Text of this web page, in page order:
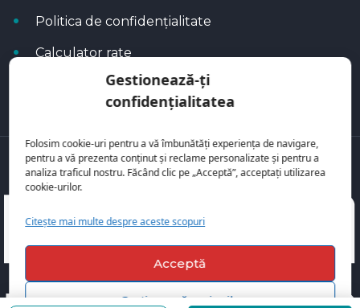
Gestionează-ți
confidențialitatea
Folosim cookie-uri pentru a vă îmbunătăți experiența de navigare,
pentru a vă prezenta conținut și reclame personalizate și pentru a
analiza traficul nostru. Făcând clic pe „Acceptă”, acceptați utilizarea
cookie-urilor.
Citește mai multe despre aceste scopuri
Acceptă
Gestionează opțiunile
Politica de confidențialitate
Calculator rate
Blog Autoflux
Toate mașinile se regăsesc peAutoFlux